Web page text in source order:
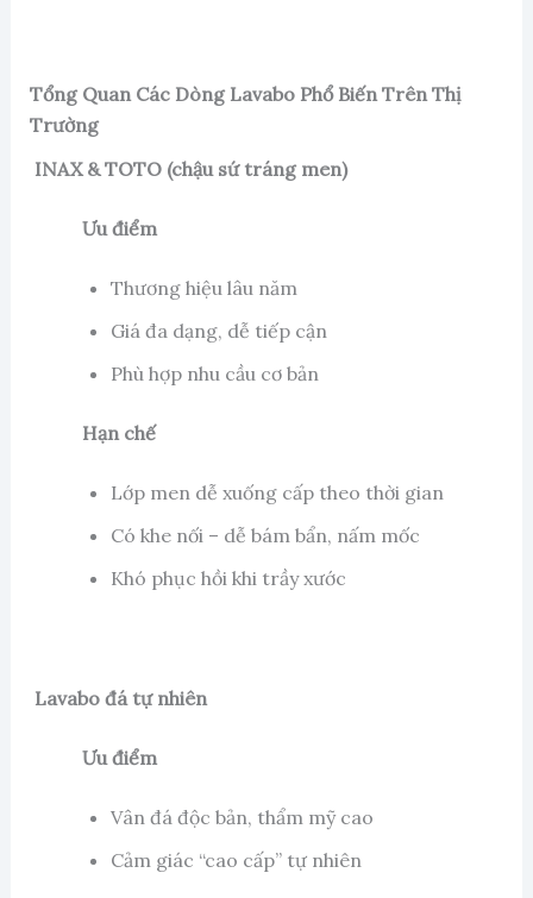
Tổng Quan Các Dòng Lavabo Phổ Biến Trên Thị
Trường
INAX & TOTO (chậu sứ tráng men)
Ưu điểm
Thương hiệu lâu năm
Giá đa dạng, dễ tiếp cận
Phù hợp nhu cầu cơ bản
Hạn chế
Lớp men dễ xuống cấp theo thời gian
Có khe nối – dễ bám bẩn, nấm mốc
Khó phục hồi khi trầy xước
Lavabo đá tự nhiên
Ưu điểm
Vân đá độc bản, thẩm mỹ cao
Cảm giác “cao cấp” tự nhiên